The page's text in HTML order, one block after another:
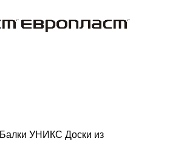
Балки УНИКС Доски из